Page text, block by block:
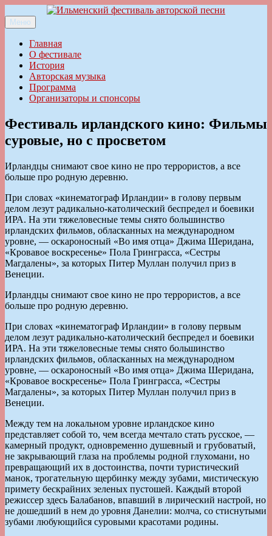
к
содержимому
Ильменский фестиваль авторской песни
Меню
Главная
О фестивале
История
Авторская музыка
Программа
Организаторы и спонсоры
Фестиваль ирландского кино: Фильмы
суровые, но с просветом
Ирландцы снимают свое кино не про террористов, а все
больше про родную деревню.
При словах «кинематограф Ирландии» в голову первым
делом лезут радикально-католический беспредел и боевики
ИРА. На эти тяжеловесные темы снято большинство
ирландских фильмов, обласканных на международном
уровне, — оскароносный «Во имя отца» Джима Шеридана,
«Кровавое воскресенье» Пола Гринграсса, «Сестры
Магдалены», за которых Питер Муллан получил приз в
Венеции.
Ирландцы снимают свое кино не про террористов, а все
больше про родную деревню.
При словах «кинематограф Ирландии» в голову первым
делом лезут радикально-католический беспредел и боевики
ИРА. На эти тяжеловесные темы снято большинство
ирландских фильмов, обласканных на международном
уровне, — оскароносный «Во имя отца» Джима Шеридана,
«Кровавое воскресенье» Пола Гринграсса, «Сестры
Магдалены», за которых Питер Муллан получил приз в
Венеции.
Между тем на локальном уровне ирландское кино
представляет собой то, чем всегда мечтало стать русское, —
камерный продукт, одновременно душевный и грубоватый,
не закрывающий глаза на проблемы родной глухомани, но
превращающий их в достоинства, почти туристический
манок, трогательную щербинку между зубами, мистическую
примету бескрайних зеленых пустошей. Каждый второй
режиссер здесь Балабанов, впавший в лирический настрой, но
не дошедший в нем до уровня Данелии: молча, со стиснутыми
зубами любующийся суровыми красотами родины.